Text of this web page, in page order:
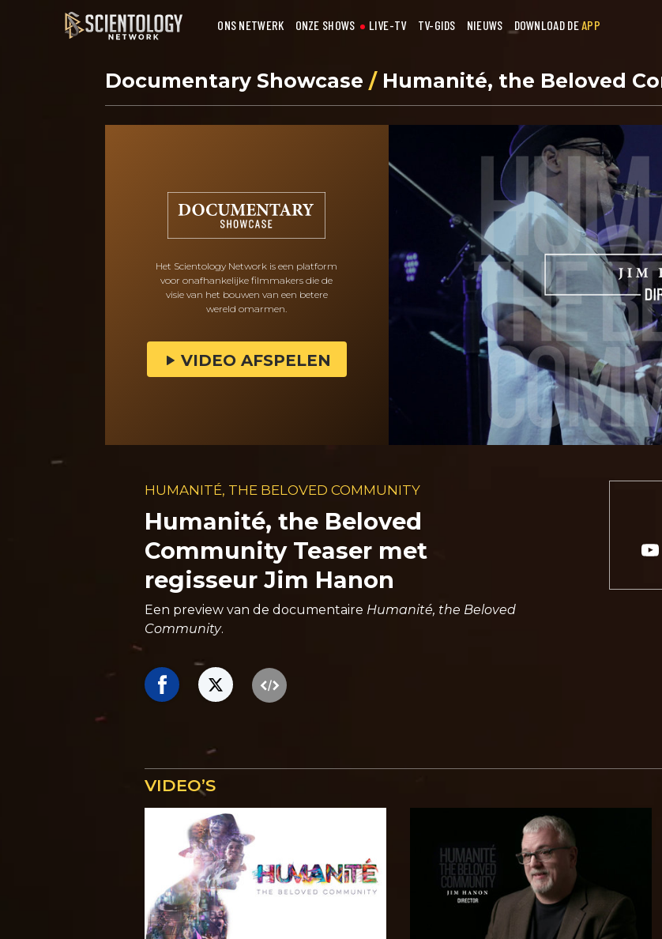
ONS NETWERK ONZE SHOWS LIVE-TV TV-GIDS NIEUWS DOWNLOAD DEAPP
Documentary Showcase / Humanité, the Beloved
Het Scientology Network is een platform
voor onafhankelijke filmmakers die de
visie van het bouwen van een betere
wereld omarmen.
VIDEO AFSPELEN
HUMANITÉ, THE BELOVED COMMUNITY
Humanité, the Beloved
Community Teaser met
regisseur Jim Hanon
Een preview van de documentaire Humanité, the Beloved
Community.
VIDEO’S